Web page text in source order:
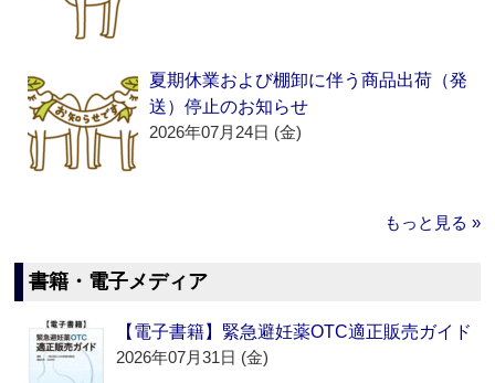
夏期休業および棚卸に伴う商品出荷（発
送）停止のお知らせ
2026年07月24日 (金)
もっと見る »
書籍・電子メディア
【電子書籍】緊急避妊薬OTC適正販売ガイド
2026年07月31日 (金)